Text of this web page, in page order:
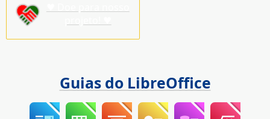
Guias do LibreOffice